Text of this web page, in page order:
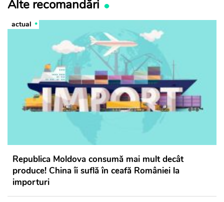
Alte recomandări
actual
Republica Moldova consumă mai mult decât
produce! China îi suflă în ceafă României la
importuri